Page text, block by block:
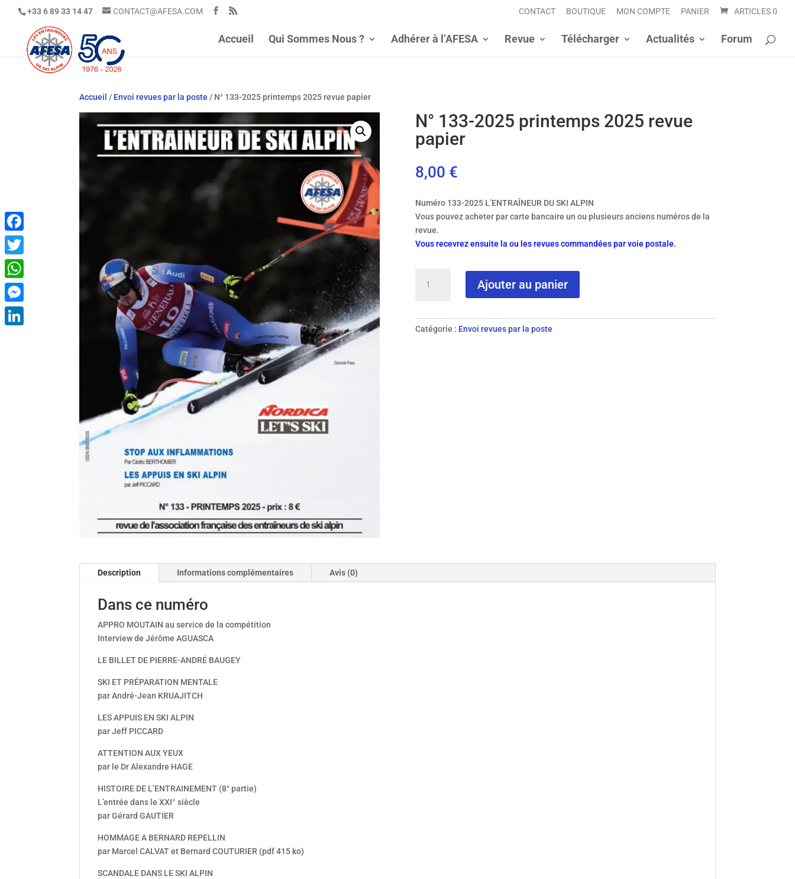
+33 6 89 33 14 47 CONTACT@AFESA.COM CONTACT BOUTIQUE MON COMPTE PANIER ARTICLES 0
Accueil Qui Sommes Nous ? Adhérer à l’AFESA Revue Télécharger Actualités Forum
Accueil / Envoi revues par la poste / N° 133-2025 printemps 2025 revue papier
N° 133-2025 printemps 2025 revue
papier
8,00 €
Numéro 133-2025 L’ENTRAÎNEUR DU SKI ALPIN
Vous pouvez acheter par carte bancaire un ou plusieurs anciens numéros de la
revue.
Vous recevrez ensuite la ou les revues commandées par voie postale.
2025
Ajouter au panier
Catégorie : Envoi revues par la poste
Description Informations complémentaires Avis (0)
Dans ce numéro
APPRO MOUTAIN au service de la compétition
Interview de Jérôme AGUASCA
LE BILLET DE PIERRE-ANDRÉ BAUGEY
SKI ET PRÉPARATION MENTALE
par André-Jean KRUAJITCH
LES APPUIS EN SKI ALPIN
par Jeff PICCARD
ATTENTION AUX YEUX
par le Dr Alexandre HAGE
HISTOIRE DE L’ENTRAINEMENT (8° partie)
L’entrée dans le XXI° siècle
par Gérard GAUTIER
HOMMAGE A BERNARD REPELLIN
par Marcel CALVAT et Bernard COUTURIER (pdf 415 ko)
SCANDALE DANS LE SKI ALPIN
Facebook
Twitter
WhatsApp
Messenger